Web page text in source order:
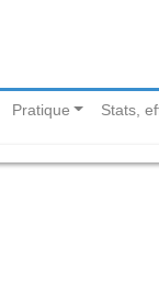
Pratique Stats,